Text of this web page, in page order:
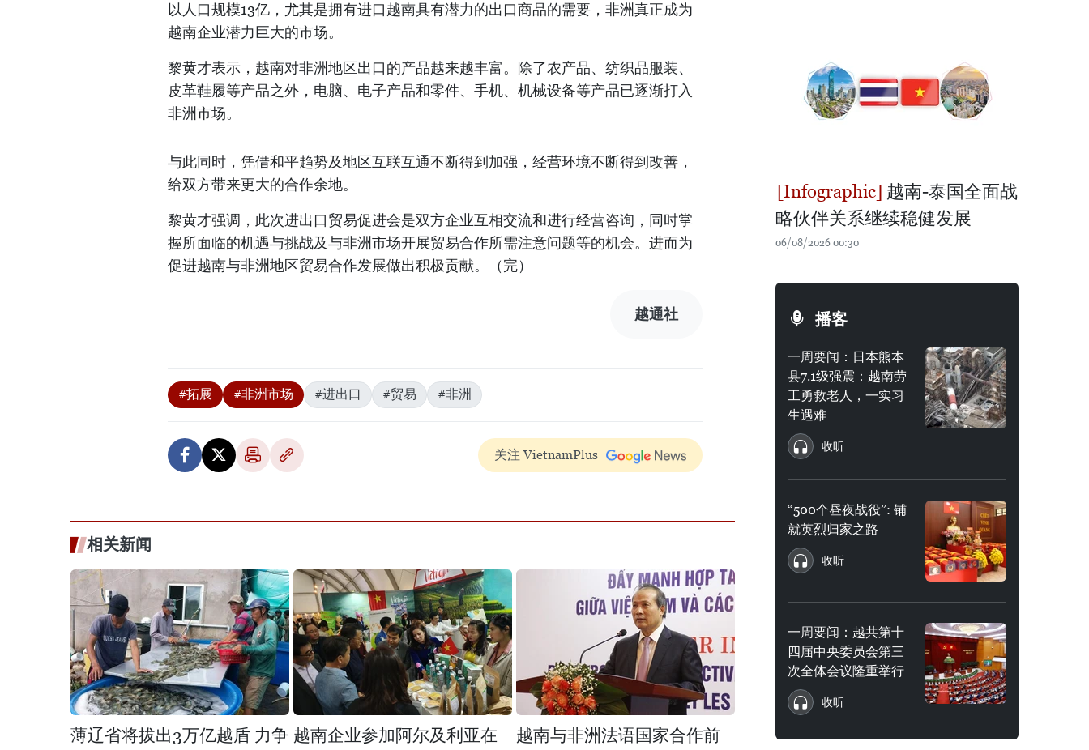
以人口规模13亿，尤其是拥有进口越南具有潜力的出口商品的需要，非洲真正成为
越南企业潜力巨大的市场。
黎黄才表示，越南对非洲地区出口的产品越来越丰富。除了农产品、纺织品服装、
皮革鞋履等产品之外，电脑、电子产品和零件、手机、机械设备等产品已逐渐打入
非洲市场。
与此同时，凭借和平趋势及地区互联互通不断得到加强，经营环境不断得到改善，
给双方带来更大的合作余地。
黎黄才强调，此次进出口贸易促进会是双方企业互相交流和进行经营咨询，同时掌
握所面临的机遇与挑战及与非洲市场开展贸易合作所需注意问题等的机会。进而为
促进越南与非洲地区贸易合作发展做出积极贡献。（完）
越通社
#拓展 #非洲市场 #进出口 #贸易 #非洲
关注 VietnamPlus
相关新闻
薄辽省将拔出3万亿越盾 力争 越南企业参加阿尔及利亚在
越南与非洲法语国家合作前
越南-泰国全面战
略伙伴关系继续稳健发展
06/08/2026 00:30
播客
一周要闻：日本熊本
县7.1级强震：越南劳
工勇救老人，一实习
生遇难
收听
“500个昼夜战役”: 铺
就英烈归家之路
收听
一周要闻：越共第十
四届中央委员会第三
次全体会议隆重举行
收听